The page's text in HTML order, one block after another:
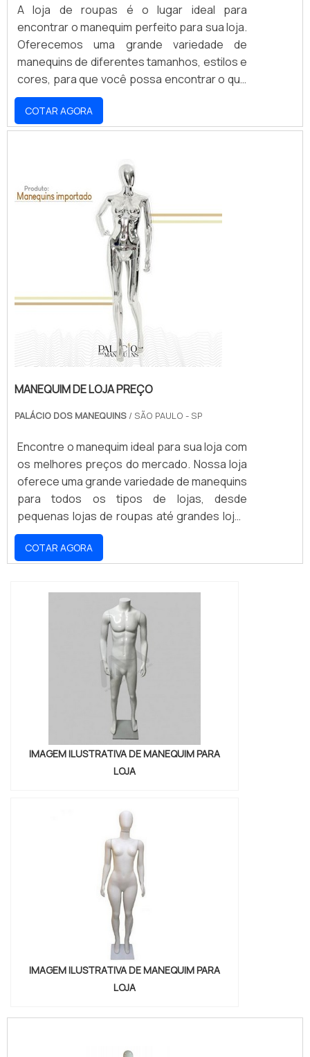
A loja de roupas é o lugar ideal para
encontrar o manequim perfeito para sua loja.
Oferecemos uma grande variedade de
manequins de diferentes tamanhos, estilos e
cores, para que você possa encontrar o que
melhor se adapta às suas necessidades.
Nossos manequins são feitos de materiais
de alta qualidade, resistentes e duráveis,
tempo. Além disso, oferecemos preços
competitivos para que você possa encontrar
o manequim ideal para sua loja sem gastar
COTAR AGORA
MANEQUIM DE LOJA PREÇO
PALÁCIO DOS MANEQUINS / SÃO PAULO - SP
Encontre o manequim ideal para sua loja com
os melhores preços do mercado. Nossa loja
oferece uma grande variedade de manequins
para todos os tipos de lojas, desde
pequenas lojas de roupas até grandes lojas
de departamento. Oferecemos manequins
de qualidade superior a preços acessíveis,
para que você possa encontrar o manequim
nosso catálogo e encontre o manequim ideal
COTAR AGORA
IMAGEM ILUSTRATIVA DE MANEQUIM PARA
LOJA
IMAGEM ILUSTRATIVA DE MANEQUIM PARA
LOJA